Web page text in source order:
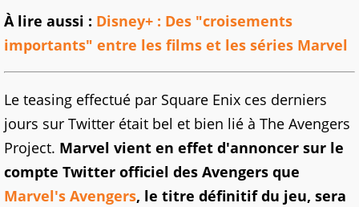
À lire aussi : Disney+ : Des "croisements
importants" entre les films et les séries Marvel
Le teasing effectué par Square Enix ces derniers
jours sur Twitter était bel et bien lié à The Avengers
Project. Marvel vient en effet d'annoncer sur le
compte Twitter officiel des Avengers que
Marvel's Avengers, le titre définitif du jeu, sera